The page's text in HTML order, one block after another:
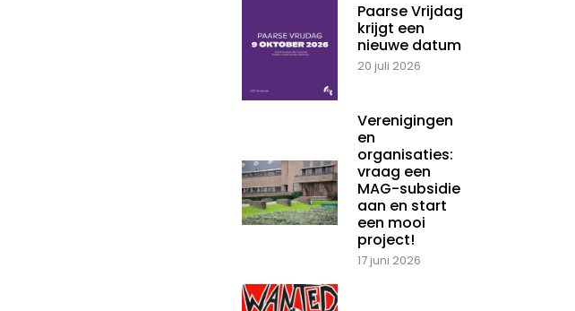
Paarse Vrijdag
krijgt een
nieuwe datum
20 juli 2026
Verenigingen
en
organisaties:
vraag een
MAG-subsidie
aan en start
een mooi
project!
17 juni 2026